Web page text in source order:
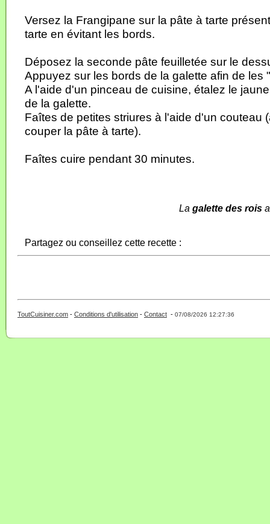
Versez la Frangipane sur la pâte à tarte
tarte en évitant les bords.
Déposez la seconde pâte feuilletée sur le
Appuyez sur les bords de la galette afin de les
A l'aide d'un pinceau de cuisine, étalez le
de la galette.
Faîtes de petites striures à l'aide d'un couteau
couper la pâte à tarte).
Faîtes cuire pendant 30 minutes.
La galette des rois
Partagez ou conseillez cette recette :
ToutCuisiner.com - Conditions d'utilisation - Contact - 07/08/2026 12:27:36